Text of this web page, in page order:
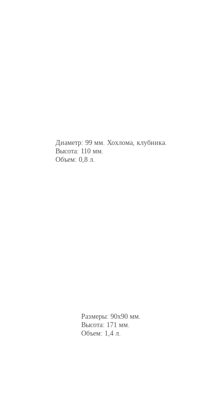
Диаметр: 99 мм. Хохлома, клубника.
Высота: 110 мм.
Объем: 0,8 л.
Размеры: 90x90 мм.
Высота: 171 мм.
Объем: 1,4 л.